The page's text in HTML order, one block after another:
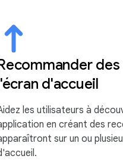
d'accueil
les utilisateurs à
en créant des
sur un ou